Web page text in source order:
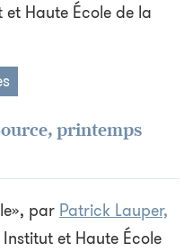
et Haute École de la
printemps
par Patrick Lauper,
et Haute École